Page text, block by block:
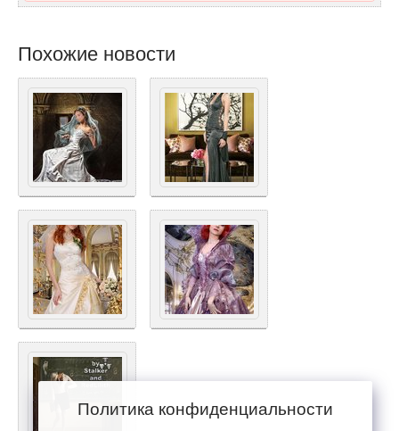
Похожие новости
Политика конфиденциальности